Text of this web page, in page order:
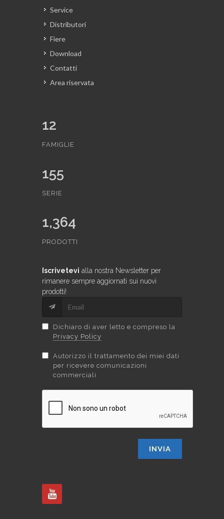
Service
Distributori
Fiere
Download
Contatti
Area riservata
12
FAMIGLIE
155
SERIE
1,364
PRODOTTI
Iscrivetevi alla nostra Newsletter per
rimanere sempre aggiornati sui nuovi
prodotti!
Dichiaro di aver letto e compreso la
Privacy Policy
Autorizzo il trattamento dei miei dati
per ricevere comunicazioni
commerciali
INVIA